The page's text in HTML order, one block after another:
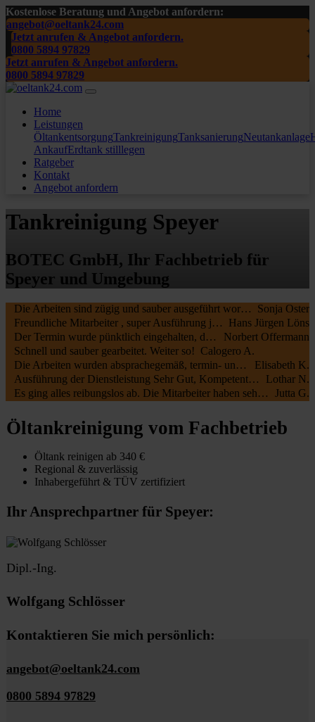
Kostenlose Beratung und Angebot anfordern:
angebot@oeltank24.com
Jetzt anrufen & Angebot anfordern.
0800 5894 97829
Jetzt anrufen & Angebot anfordern.
0800 5894 97829
Home
Leistungen
ÖltankentsorgungTankreinigungTanksanierungNeutankanlage
AnkaufErdtank stilllegen
Ratgeber
Kontakt
Angebot anfordern
Tankreinigung Speyer
BOTEC GmbH, Ihr Fachbetrieb für
Speyer und Umgebung
Sonja Oster
Die Arbeiten sind zügig und sauber ausgeführt worden, wir waren sehr zufrieden. Die MA waren freundlich , nochmal ein Danke schön an die beiden.
Hans Jürgen Löns
Freundliche Mitarbeiter , super Ausführung jederzeit zu empfehlen
Norbert Offermann
Der Termin wurde pünktlich eingehalten, die Mitarbeiter waren kundenfreundlich und haben alles gut erledigt. Die Rechnung entsprach dem Auftrag.
Calogero A.
Schnell und sauber gearbeitet. Weiter so!
Elisabeth K.
Die Arbeiten wurden absprachegemäß, termin- und fachgerecht zu unserer vollsten Zufriedenheit durchgeführt. Sehr freundliche Kommunikation sowohl mit Öltank24 als auch mit der Fa. Botec
Lothar N.
Ausführung der Dienstleistung Sehr Gut, Kompetente Mitarbeiter, Sehr Freundliches Personal
Jutta G.
Es ging alles reibungslos ab. Die Mitarbeiter haben sehr schnell und sauber gearbeitet.
Öltankreinigung vom Fachbetrieb
Öltank reinigen ab 340 €
Regional & zuverlässig
Inhabergeführt & TÜV zertifiziert
Ihr Ansprechpartner für Speyer:
Dipl.-Ing.
Wolfgang Schlösser
Kontaktieren Sie mich persönlich:
angebot@oeltank24.com
0800 5894 97829